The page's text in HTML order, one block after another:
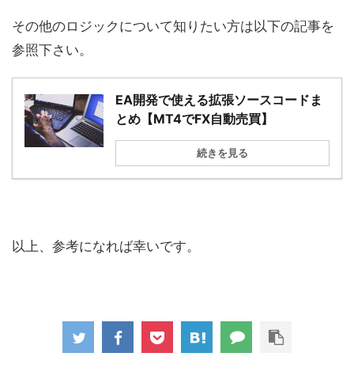
その他のロジックについて知りたい方は以下の記事を
参照下さい。
EA開発で使える拡張ソースコードま
とめ【MT4でFX自動売買】
続きを見る
以上、参考になれば幸いです。